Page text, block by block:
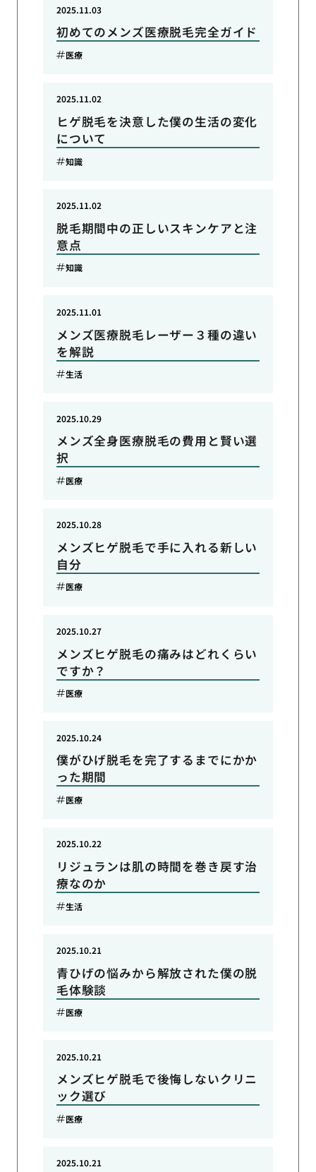
初めてのメンズ医療脱毛完全ガイド
2025.11.03
医療
ヒゲ脱毛を決意した僕の生活の変化
について
2025.11.02
知識
脱毛期間中の正しいスキンケアと注
意点
2025.11.02
知識
メンズ医療脱毛レーザー３種の違い
を解説
2025.11.01
生活
メンズ全身医療脱毛の費用と賢い選
択
2025.10.29
医療
メンズヒゲ脱毛で手に入れる新しい
自分
2025.10.28
医療
メンズヒゲ脱毛の痛みはどれくらい
ですか？
2025.10.27
医療
僕がひげ脱毛を完了するまでにかか
った期間
2025.10.24
医療
リジュランは肌の時間を巻き戻す治
療なのか
2025.10.22
生活
青ひげの悩みから解放された僕の脱
毛体験談
2025.10.21
医療
メンズヒゲ脱毛で後悔しないクリニ
ック選び
2025.10.21
医療
2025.10.21